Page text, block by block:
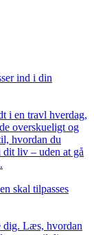
ind i din
i en travl hverdag,
overskueligt og
hvordan du
liv – uden at gå
skal tilpasses
dig. Læs, hvordan